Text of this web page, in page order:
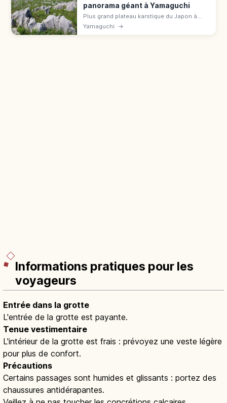
panorama géant à Yamaguchi
Plus grand plateau karstique du Japon à
Mine (Yamaguchi) : prairies de calcaire,
sentiers, ciel étoilé. Itinéraire avec
Yamaguchi →
Informations pratiques pour les
voyageurs
Entrée dans la grotte
L'entrée de la grotte est payante.
Tenue vestimentaire
L'intérieur de la grotte est frais : prévoyez une veste légère
pour plus de confort.
Précautions
Certains passages sont humides et glissants : portez des
chaussures antidérapantes.